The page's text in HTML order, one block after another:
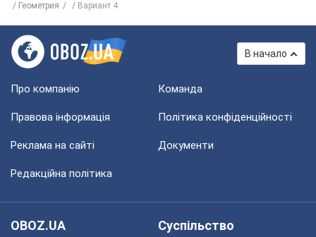
Геометрия
Вариант 4
В начало
Про компанію Команда
Правова інформація Політика конфіденційності
Реклама на сайті Документи
Редакційна політика
OBOZ.UA
Суспільство